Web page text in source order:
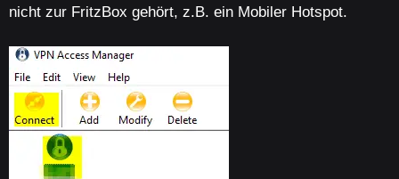
nicht zur FritzBox gehört, z.B. ein Mobiler Hotspot.